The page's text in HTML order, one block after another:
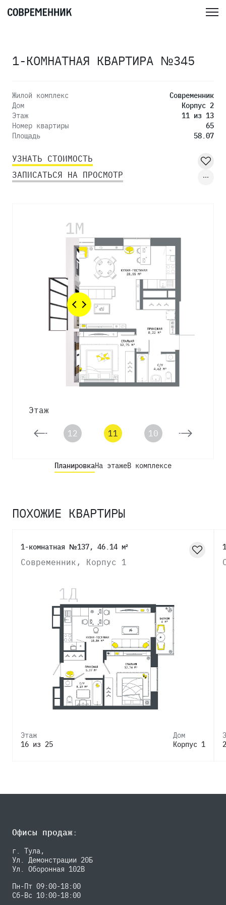
1-КОМНАТНАЯ КВАРТИРА №345
Жилой комплекс
Современник
Дом
Корпус 2
Этаж
11 из 13
Номер квартиры
65
Площадь
58.07
УЗНАТЬ СТОИМОСТЬ
ЗАПИСАТЬСЯ НА ПРОСМОТР
Этаж
13 12 11 10 9
ПланировкаНа этажеВ комплексе
ПОХОЖИЕ КВАРТИРЫ
1-комнатная №137, 46.14 м²
Современник, Корпус 1
Этаж
16 из 25
Дом
Корпус 1
Офисы продаж:
г. Тула,
Ул. Демонстрации 20Б
Ул. Оборонная 102В
Пн-Пт 09:00-18:00
Сб-Вс 10:00-18:00